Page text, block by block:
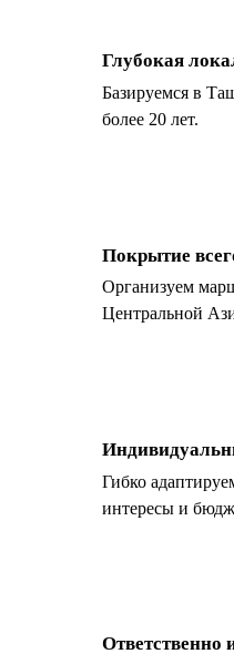
Глубокая
Базируемся в
более 20 лет.
Покрытие
Организуем
Центральной
Гибко
интересы и
Ответственно